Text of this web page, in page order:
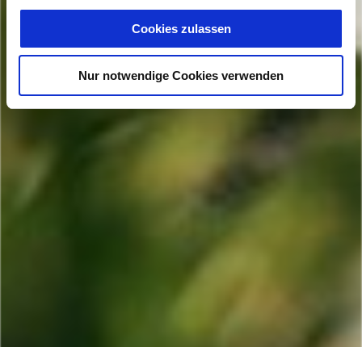
Cookies zulassen
Nur notwendige Cookies verwenden